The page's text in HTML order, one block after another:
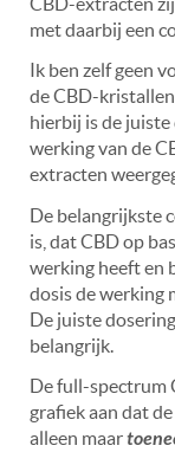
met daarbij een
Ik ben zelf geen
de CBD-
hierbij is de juiste
werking van de
extracten
De belangrijkste
is, dat CBD op
werking heeft en
dosis de werking
De juiste
belangrijk.
De full-spectrum
grafiek aan dat
alleen maar